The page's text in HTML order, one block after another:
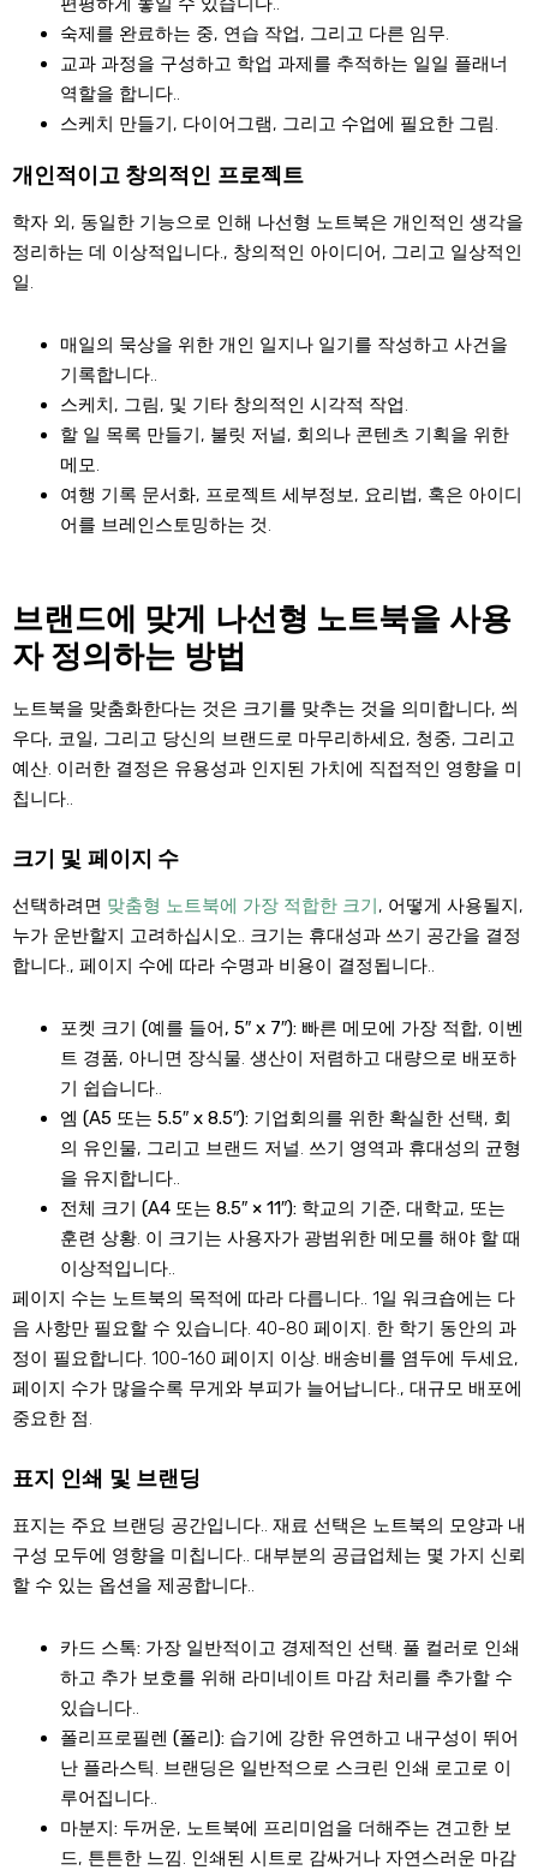
숙제를 완료하는 중, 연습 작업, 그리고 다른 임무.
교과 과정을 구성하고 학업 과제를 추적하는 일일 플래너
역할을 합니다..
스케치 만들기, 다이어그램, 그리고 수업에 필요한 그림.
개인적이고 창의적인 프로젝트
학자 외, 동일한 기능으로 인해 나선형 노트북은 개인적인 생각을
정리하는 데 이상적입니다., 창의적인 아이디어, 그리고 일상적인
일.
매일의 묵상을 위한 개인 일지나 일기를 작성하고 사건을
기록합니다..
스케치, 그림, 및 기타 창의적인 시각적 작업.
할 일 목록 만들기, 불릿 저널, 회의나 콘텐츠 기획을 위한
메모.
여행 기록 문서화, 프로젝트 세부정보, 요리법, 혹은 아이디
어를 브레인스토밍하는 것.
브랜드에 맞게 나선형 노트북을 사용
자 정의하는 방법
노트북을 맞춤화한다는 것은 크기를 맞추는 것을 의미합니다, 씌
우다, 코일, 그리고 당신의 브랜드로 마무리하세요, 청중, 그리고
예산. 이러한 결정은 유용성과 인지된 가치에 직접적인 영향을 미
칩니다..
크기 및 페이지 수
선택하려면 맞춤형 노트북에 가장 적합한 크기, 어떻게 사용될지,
누가 운반할지 고려하십시오.. 크기는 휴대성과 쓰기 공간을 결정
합니다., 페이지 수에 따라 수명과 비용이 결정됩니다..
포켓 크기 (예를 들어, 5″ x 7″): 빠른 메모에 가장 적합, 이벤
트 경품, 아니면 장식물. 생산이 저렴하고 대량으로 배포하
기 쉽습니다..
엠 (A5 또는 5.5″ x 8.5″): 기업회의를 위한 확실한 선택, 회
의 유인물, 그리고 브랜드 저널. 쓰기 영역과 휴대성의 균형
을 유지합니다..
전체 크기 (A4 또는 8.5″ × 11″): 학교의 기준, 대학교, 또는
훈련 상황. 이 크기는 사용자가 광범위한 메모를 해야 할 때
이상적입니다..
페이지 수는 노트북의 목적에 따라 다릅니다.. 1일 워크숍에는 다
음 사항만 필요할 수 있습니다. 40-80 페이지. 한 학기 동안의 과
정이 필요합니다. 100-160 페이지 이상. 배송비를 염두에 두세요,
페이지 수가 많을수록 무게와 부피가 늘어납니다., 대규모 배포에
중요한 점.
표지 인쇄 및 브랜딩
표지는 주요 브랜딩 공간입니다.. 재료 선택은 노트북의 모양과 내
구성 모두에 영향을 미칩니다.. 대부분의 공급업체는 몇 가지 신뢰
할 수 있는 옵션을 제공합니다..
카드 스톡: 가장 일반적이고 경제적인 선택. 풀 컬러로 인쇄
하고 추가 보호를 위해 라미네이트 마감 처리를 추가할 수
있습니다..
폴리프로필렌 (폴리): 습기에 강한 유연하고 내구성이 뛰어
난 플라스틱. 브랜딩은 일반적으로 스크린 인쇄 로고로 이
루어집니다..
마분지: 두꺼운, 노트북에 프리미엄을 더해주는 견고한 보
드, 튼튼한 느낌. 인쇄된 시트로 감싸거나 자연스러운 마감